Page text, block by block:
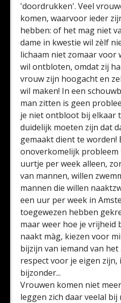
'doordrukken'. Veel
komen, waarvoor ieder
hebben: of het mag niet
dame in kwestie wil zèlf
lichaam niet zomaar voor
wil ontbloten, omdat zij
vrouw zijn hoogacht en
wil maken! In een
man zitten is geen
je niet ontbloot bij elkaar
duidelijk moeten zijn dat
gemaakt dient te worden!
onoverkomelijk probleem
uurtje per week alleen,
van mannen, willen
mannen die willen
een uur per week in
toegewezen hebben
maar weer hoe je vrijheid
naakt màg, kiezen voor
bijzijn van iemand van
respect voor je eigen zijn,
bijzonder...
Vrouwen komen niet
leggen zich daar veelal bij